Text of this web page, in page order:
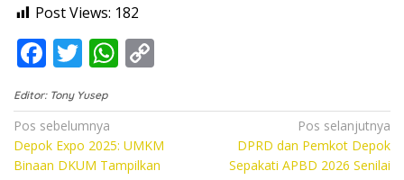
Post Views: 182
F
ac
e
b
o
T
w
itt
er
W
at
s
A
p
y
Li
Editor: Tony Yusep
Navigasi
pos
Pos sebelumnya
Depok Expo 2025: UMKM
Binaan DKUM Tampilkan
Pos selanjutnya
DPRD dan Pemkot Depok
Sepakati APBD 2026 Senilai